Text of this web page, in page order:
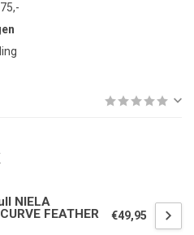
NIELA
FEATHER
€49,95